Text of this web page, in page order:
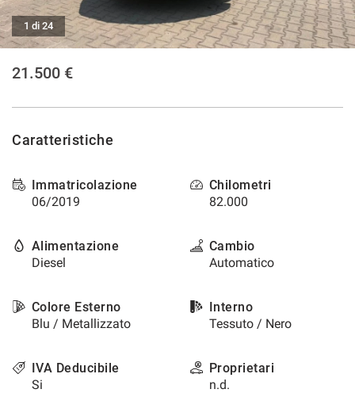
CONTATTI
1 di 24
21.500 €
Caratteristiche
Immatricolazione
06/2019
Chilometri
82.000
Alimentazione
Diesel
Cambio
Automatico
Colore Esterno
Blu / Metallizzato
Interno
Tessuto / Nero
IVA Deducibile
Si
Proprietari
n.d.